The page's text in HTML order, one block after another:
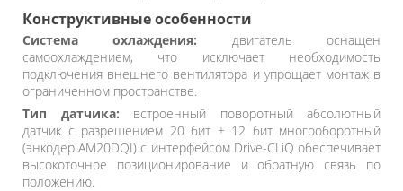
Конструктивные особенности
Система охлаждения: двигатель оснащен
самоохлаждением, что исключает необходимость
подключения внешнего вентилятора и упрощает монтаж в
ограниченном пространстве.
Тип датчика: встроенный поворотный абсолютный
датчик с разрешением 20 бит + 12 бит многооборотный
(энкодер AM20DQI) с интерфейсом Drive-CLiQ обеспечивает
высокоточное позиционирование и обратную связь по
положению.